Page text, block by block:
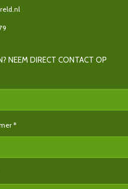
NEEM DIRECT CONTACT OP
*